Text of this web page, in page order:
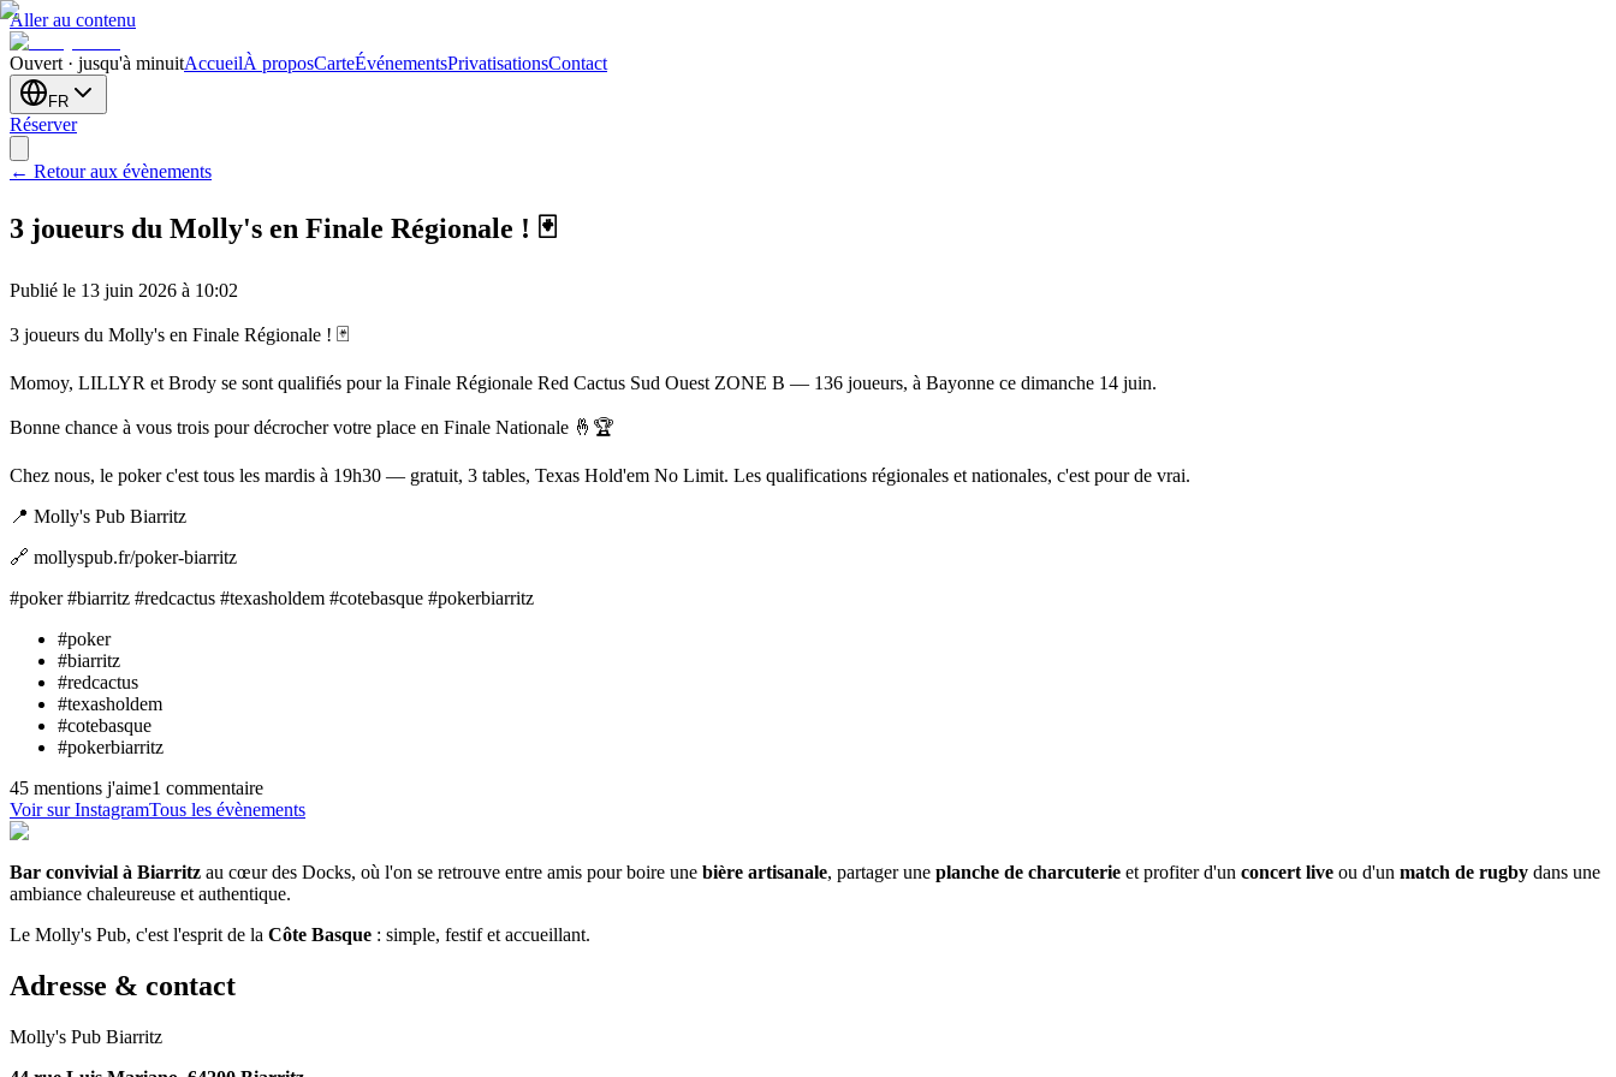
Aller au contenu
Ouvert · jusqu'à minuitAccueilÀ proposCarteÉvénementsPrivatisationsContact
FR
Réserver
← Retour aux évènements
3 joueurs du Molly's en Finale Régionale ! 🃏
Publié le 13 juin 2026 à 10:02
3 joueurs du Molly's en Finale Régionale ! 🃏
Momoy, LILLYR et Brody se sont qualifiés pour la Finale Régionale Red Cactus Sud Ouest ZONE B — 136 joueurs, à Bayonne ce dimanche 14 juin.
Bonne chance à vous trois pour décrocher votre place en Finale Nationale 🤞🏆
Chez nous, le poker c'est tous les mardis à 19h30 — gratuit, 3 tables, Texas Hold'em No Limit. Les qualifications régionales et nationales, c'est pour de vrai.
📍 Molly's Pub Biarritz
🔗 mollyspub.fr/poker-biarritz
#poker #biarritz #redcactus #texasholdem #cotebasque #pokerbiarritz
#poker
#biarritz
#redcactus
#texasholdem
#cotebasque
#pokerbiarritz
45 mentions j'aime1 commentaire
Voir sur InstagramTous les évènements
Bar convivial à Biarritz au cœur des Docks, où l'on se retrouve entre amis pour boire une bière artisanale, partager une planche de charcuterie et profiter d'un concert live ou d'un match de rugby dans une
ambiance chaleureuse et authentique.
Le Molly's Pub, c'est l'esprit de la Côte Basque : simple, festif et accueillant.
Adresse & contact
Molly's Pub Biarritz